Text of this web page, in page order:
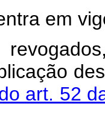
em
art. 52